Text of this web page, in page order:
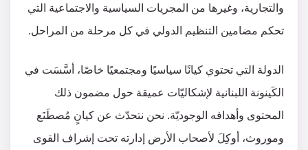
والتجارية، وغيرها من المجريات السياسية والاجتماعية التي
تحكم مضامين التنظيم الدولي في كل مرحلة من المراحل.
الدولة التي تحتوي كيانًا سياسيًا ومجتمعيًا خاصًا، أسَّسَت في
الكَينونة اللبنانية لإشكاليّات عميقة حول مضمون ذلك
المحتوى وأهدافه الوجوديّة. نحن نتحدّث عن كيانٍ مُصطَنَع
وموروث، أوكِلَ لأصحاب الأرض إدارته تحت إشراف القوى